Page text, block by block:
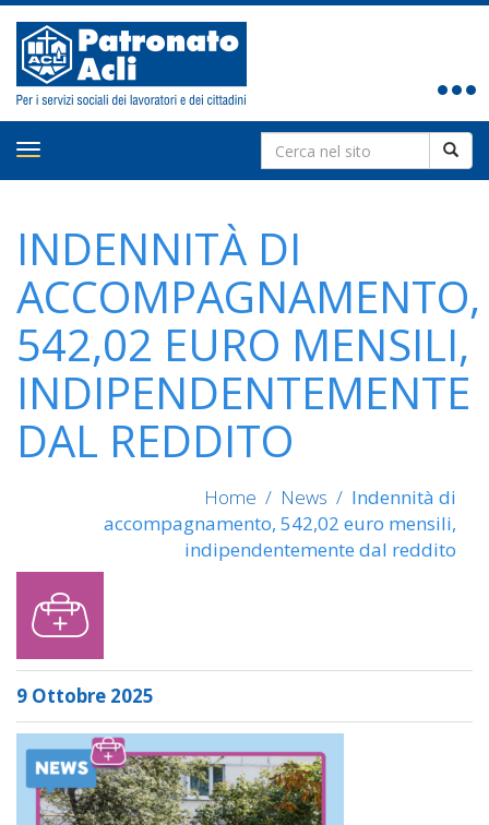
Toggle
Toggle
Search
for:
INDENNITÀ DI
ACCOMPAGNAMENTO,
542,02 EURO MENSILI,
INDIPENDENTEMENTE
DAL REDDITO
Home / News / Indennità di
accompagnamento, 542,02 euro mensili,
indipendentemente dal reddito
9 Ottobre 2025